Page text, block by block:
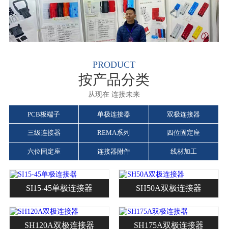
PRODUCT
按产品分类
从现在 连接未来
PCB板端子 单极连接器 双极连接器
三级连接器 REMA系列 四位固定座
六位固定座 连接器附件 线材加工
SI15-45单极连接器 SH50A双极连接器
SH120A双极连接器 SH175A双极连接器